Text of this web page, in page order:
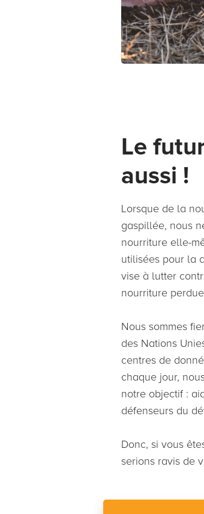
Le
aussi !
Lorsque de la
gaspillée, nous
nourriture elle-
utilisées pour la
vise à lutter
nourriture
Nous sommes
des Nations
centres de
chaque jour,
notre objectif :
défenseurs du
Donc, si vous
serions ravis de